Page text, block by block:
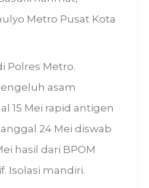
Metro Pusat Kota
Polres Metro.
asam
15 Mei rapid antigen
24 Mei diswab
hasil dari BPOM
Isolasi mandiri.